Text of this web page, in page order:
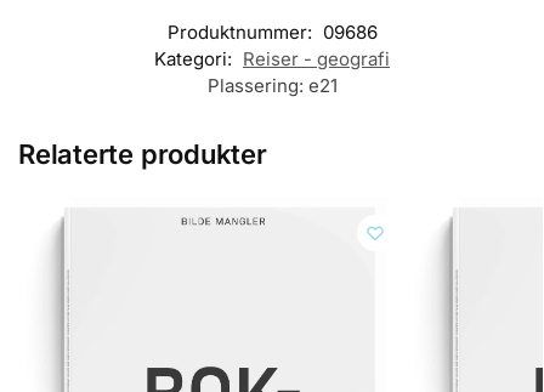
Produktnummer: 09686
Kategori: Reiser - geografi
Plassering: e21
Relaterte produkter